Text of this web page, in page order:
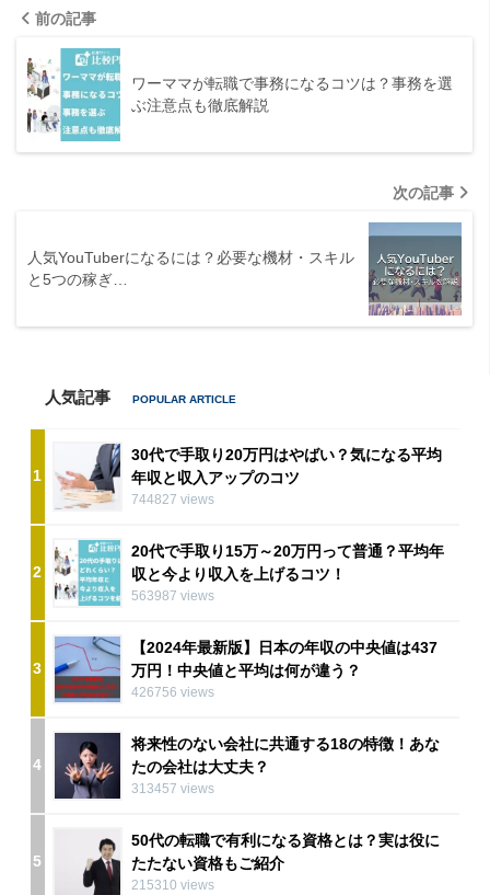
前の記事
ワーママが転職で事務になるコツは？事務を選
ぶ注意点も徹底解説
次の記事
人気YouTuberになるには？必要な機材・スキル
と5つの稼ぎ…
人気記事
1
30代で手取り20万円はやばい？気になる平均
年収と収入アップのコツ
744827 views
2
20代で手取り15万～20万円って普通？平均年
収と今より収入を上げるコツ！
563987 views
3
【2024年最新版】日本の年収の中央値は437
万円！中央値と平均は何が違う？
426756 views
4
将来性のない会社に共通する18の特徴！あな
たの会社は大丈夫？
313457 views
5
50代の転職で有利になる資格とは？実は役に
たたない資格もご紹介
215310 views